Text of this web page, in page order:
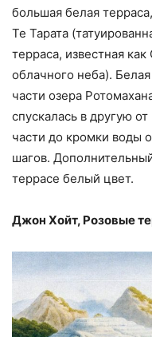
большая белая
Те Тарата
терраса, известная
облачного неба).
части озера
спускалась в другую
части до кромки воды
шагов.
террасе белый цвет.
Джон Хойт, Розовые